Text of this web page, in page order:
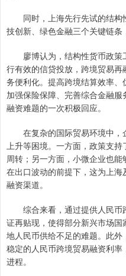
同时，上海先行先试的结构
技创新、绿色金融三个关键链条
廖博认为，结构性货币政策
行有效的信贷投放，跨境贸易
务便利化。提高跨境结算效率、
加强保险保障、完善综合金融
融资难题的一次积极回应。
在复杂的国际贸易环境中，
上升等困境。一方面，政策支
周转；另一方面，小微企业也能
在出口波动的前提下，这为上
融资渠道。
综合来看，通过提供人民币
证再贴现，使得部分新兴市场
地人民币供给不足的难题。此
稳定的人民币跨境贸易融资利
进程。